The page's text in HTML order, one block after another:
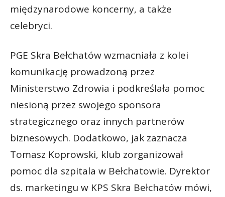
międzynarodowe koncerny, a także
celebryci.
PGE Skra Bełchatów wzmacniała z kolei
komunikację prowadzoną przez
Ministerstwo Zdrowia i podkreślała pomoc
niesioną przez swojego sponsora
strategicznego oraz innych partnerów
biznesowych. Dodatkowo, jak zaznacza
Tomasz Koprowski, klub zorganizował
pomoc dla szpitala w Bełchatowie. Dyrektor
ds. marketingu w KPS Skra Bełchatów mówi,